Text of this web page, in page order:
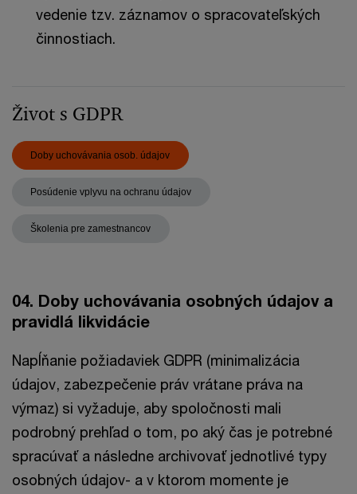
vedenie tzv. záznamov o spracovateľských
činnostiach.
Život s GDPR
Doby uchovávania osob. údajov
Posúdenie vplyvu na ochranu údajov
Školenia pre zamestnancov
04. Doby uchovávania osobných údajov a
pravidlá likvidácie
Napĺňanie požiadaviek GDPR (minimalizácia
údajov, zabezpečenie práv vrátane práva na
výmaz) si vyžaduje, aby spoločnosti mali
podrobný prehľad o tom, po aký čas je potrebné
spracúvať a následne archivovať jednotlivé typy
osobných údajov- a v ktorom momente je